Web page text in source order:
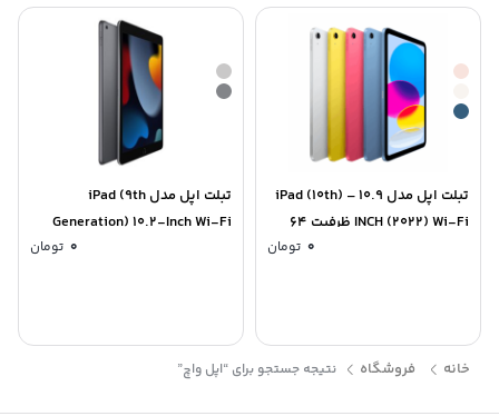
تبلت اپل مدل iPad (10th) – 10.9
INCH (2022) Wi-Fi ظرفیت 64
0 تومان
تبلت اپل مدل iPad (9th
Generation) 10.2-Inch Wi-Fi
0 تومان
خانه فروشگاه نتیجه جستجو برای “اپل واچ”